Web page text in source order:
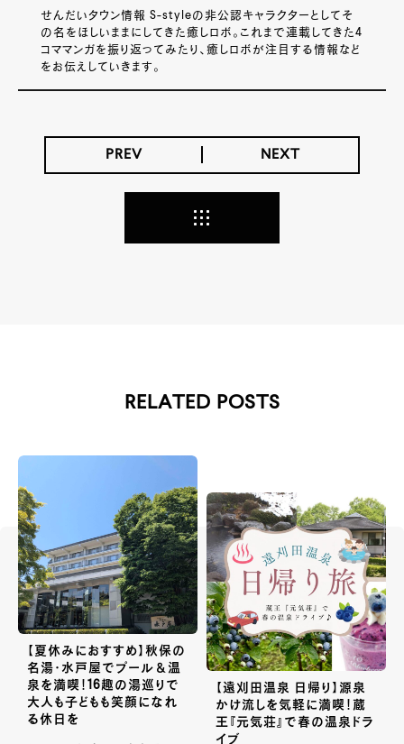
せんだいタウン情報 S-styleの非公認キャラクターとしてそ
の名をほしいままにしてきた癒しロボ。これまで連載してきた4
コママンガを振り返ってみたり、癒しロボが注目する情報など
をお伝えしていきます。
PREV NEXT
RELATED POSTS
【夏休みにおすすめ】秋保の
名湯・水戸屋でプール＆温
泉を満喫！16趣の湯巡りで
大人も子どもも笑顔になれ
る休日を
【遠刈田温泉 日帰り】源泉
かけ流しを気軽に満喫！蔵
王『元気荘』で春の温泉ドラ
イブ